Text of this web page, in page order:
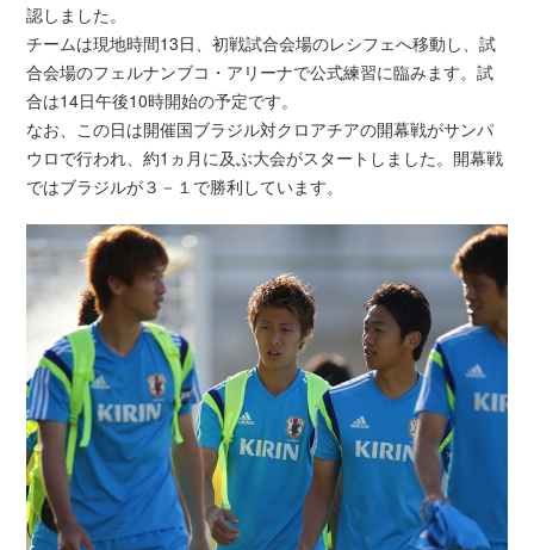
認しました。
チームは現地時間13日、初戦試合会場のレシフェへ移動し、試
合会場のフェルナンブコ・アリーナで公式練習に臨みます。試
合は14日午後10時開始の予定です。
なお、この日は開催国ブラジル対クロアチアの開幕戦がサンパ
ウロで行われ、約1ヵ月に及ぶ大会がスタートしました。開幕戦
ではブラジルが３－１で勝利しています。